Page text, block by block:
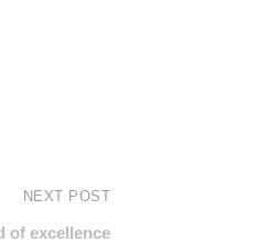
NEXT POST
of excellence